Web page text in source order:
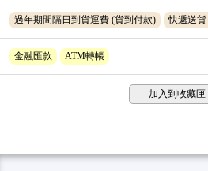
過年期間隔日到貨運費 (貨到付款) 快遞送貨
金融匯款 ATM轉帳
加入到收藏匣